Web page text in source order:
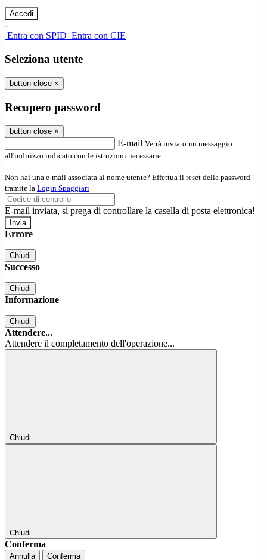
-
Entra con SPID Entra con CIE
Seleziona utente
button close ×
Recupero password
button close ×
E-mail Verrà inviato un messaggio
all'indirizzo indicato con le istruzioni necessarie.
Non hai una e-mail associata al nome utente? Effettua il reset della password
tramite la Login Spaggiari
E-mail inviata, si prega di controllare la casella di posta elettronica!
Errore
Chiudi
Successo
Chiudi
Informazione
Chiudi
Attendere...
Attendere il completamento dell'operazione...
Chiudi
Chiudi
Conferma
Annulla Conferma